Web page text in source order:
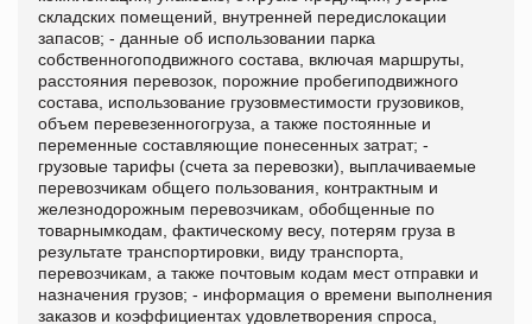
складских помещений, внутренней передислокации
запасов; - данные об использовании парка
собственногоподвижного состава, включая маршруты,
расстояния перевозок, порожние пробегиподвижного
состава, использование грузовместимости грузовиков,
объем перевезенногогруза, а также постоянные и
переменные составляющие понесенных затрат; -
грузовые тарифы (счета за перевозки), выплачиваемые
перевозчикам общего пользования, контрактным и
железнодорожным перевозчикам, обобщенные по
товарнымкодам, фактическому весу, потерям груза в
результате транспортировки, виду транспорта,
перевозчикам, а также почтовым кодам мест отправки и
назначения грузов; - информация о времени выполнения
заказов и коэффициентах удовлетворения спроса,